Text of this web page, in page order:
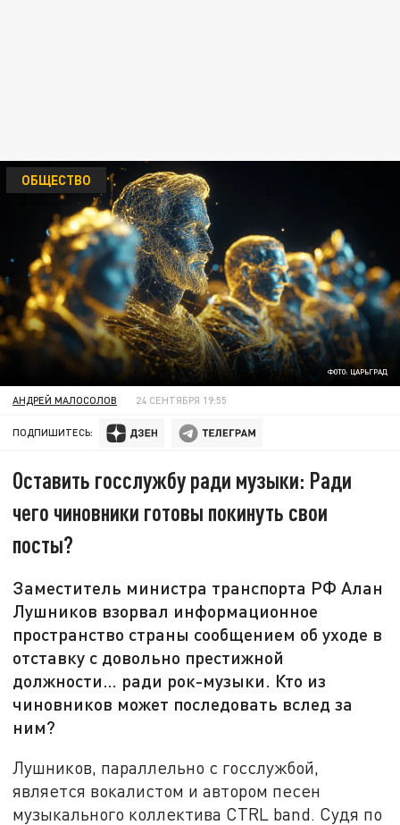
ФОТО: ЦАРЬГРАД
ОБЩЕСТВО
АНДРЕЙ МАЛОСОЛОВ 24 СЕНТЯБРЯ 19:55
ПОДПИШИТЕСЬ:
Оставить госслужбу ради музыки: Ради
чего чиновники готовы покинуть свои
посты?
Заместитель министра транспорта РФ Алан
Лушников взорвал информационное
пространство страны сообщением об уходе в
отставку с довольно престижной
должности… ради рок-музыки. Кто из
чиновников может последовать вслед за
ним?
Лушников, параллельно с госслужбой,
является вокалистом и автором песен
музыкального коллектива CTRL band. Судя по